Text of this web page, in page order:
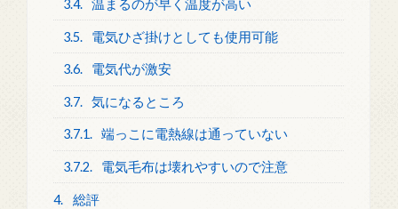
3.4. 温まるのが早く温度が高い
3.5. 電気ひざ掛けとしても使用可能
3.6. 電気代が激安
3.7. 気になるところ
3.7.1. 端っこに電熱線は通っていない
3.7.2. 電気毛布は壊れやすいので注意
4. 総評